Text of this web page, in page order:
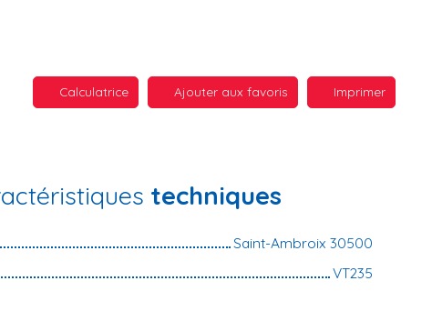
Calculatrice Ajouter aux favoris Imprimer
techniques
Saint-Ambroix 30500
VT235